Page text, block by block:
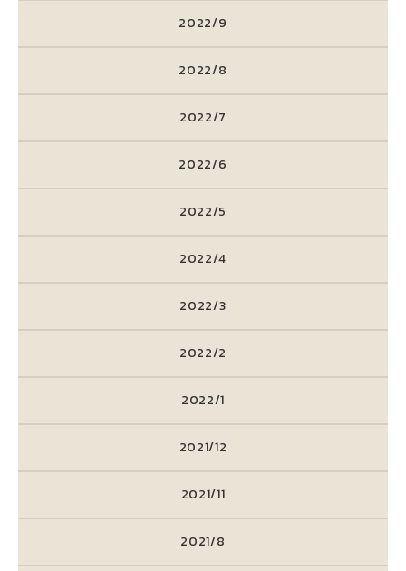
2022/9
2022/8
2022/7
2022/6
2022/5
2022/4
2022/3
2022/2
2022/1
2021/12
2021/11
2021/8